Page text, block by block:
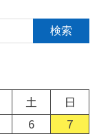
土
日
6
7